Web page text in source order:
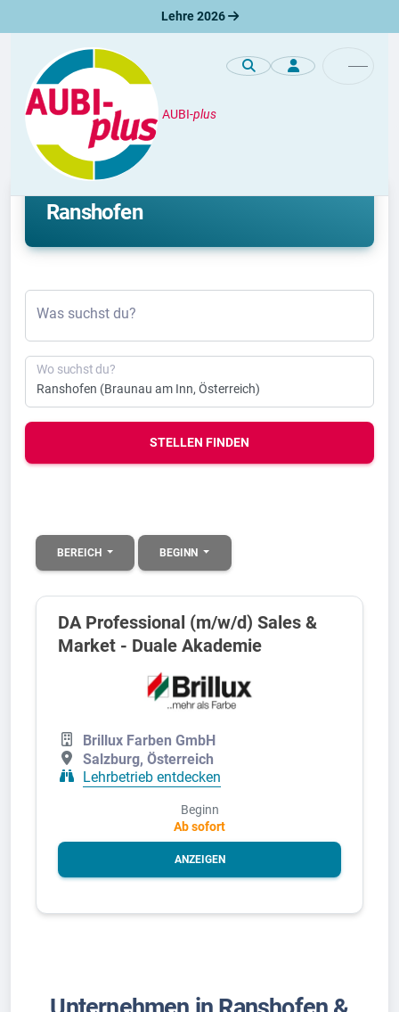
Lehre 2026
AUBI-plus
Duales Studium
Aktuelle duale Studienplätze in
Ranshofen
Was suchst du?
Wo suchst du?
STELLEN FINDEN
BEREICH BEGINN
DA Professional (m/w/d) Sales &
Market - Duale Akademie
Brillux Farben GmbH
Salzburg, Österreich
Lehrbetrieb entdecken
Beginn
Ab sofort
ANZEIGEN